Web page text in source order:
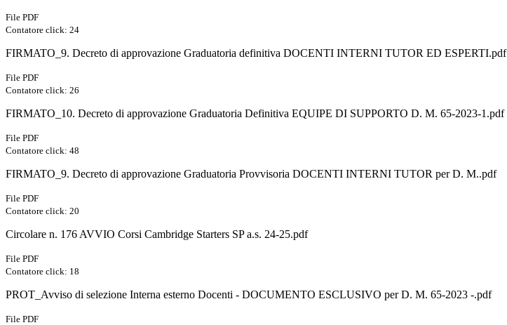
File PDF
Contatore click: 24
FIRMATO_9. Decreto di approvazione Graduatoria definitiva DOCENTI INTERNI TUTOR ED ESPERTI.pdf
File PDF
Contatore click: 26
FIRMATO_10. Decreto di approvazione Graduatoria Definitiva EQUIPE DI SUPPORTO D. M. 65-2023-1.pdf
File PDF
Contatore click: 48
FIRMATO_9. Decreto di approvazione Graduatoria Provvisoria DOCENTI INTERNI TUTOR per D. M..pdf
File PDF
Contatore click: 20
Circolare n. 176 AVVIO Corsi Cambridge Starters SP a.s. 24-25.pdf
File PDF
Contatore click: 18
PROT_Avviso di selezione Interna esterno Docenti - DOCUMENTO ESCLUSIVO per D. M. 65-2023 -.pdf
File PDF